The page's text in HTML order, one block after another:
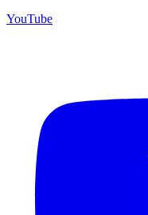
YouTube